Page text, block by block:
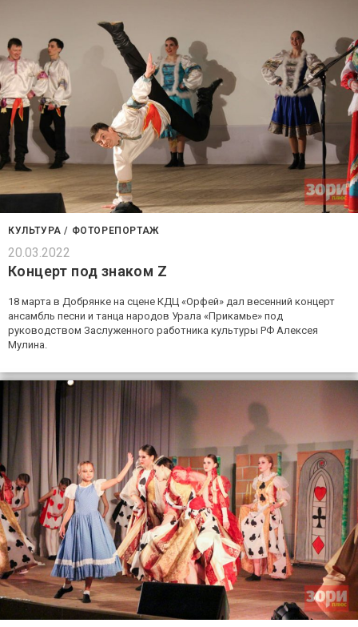
КУЛЬТУРА / ФОТОРЕПОРТАЖ
20.03.2022
Концерт под знаком Z
18 марта в Добрянке на сцене КДЦ «Орфей» дал весенний концерт
ансамбль песни и танца народов Урала «Прикамье» под
руководством Заслуженного работника культуры РФ Алексея
Мулина.